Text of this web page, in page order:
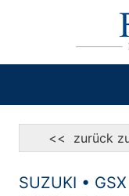
<< zurück
SUZUKI •